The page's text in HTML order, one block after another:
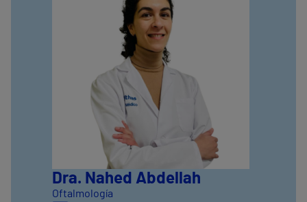
Dra. Nahed Abdellah
Oftalmología